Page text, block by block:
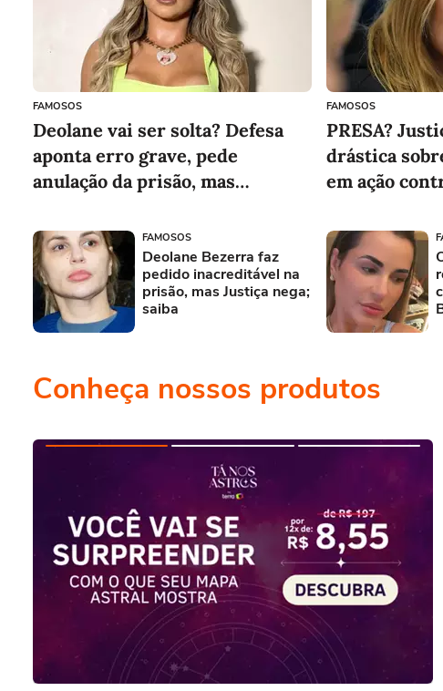
FAMOSOS
Deolane vai ser solta? Defesa
aponta erro grave, pede
anulação da prisão, mas
FAMOSOS
PRESA?
drástica
em ação
FAMOSOS
Deolane Bezerra faz
pedido inacreditável na
prisão, mas Justiça nega;
saiba
Conheça nossos produtos